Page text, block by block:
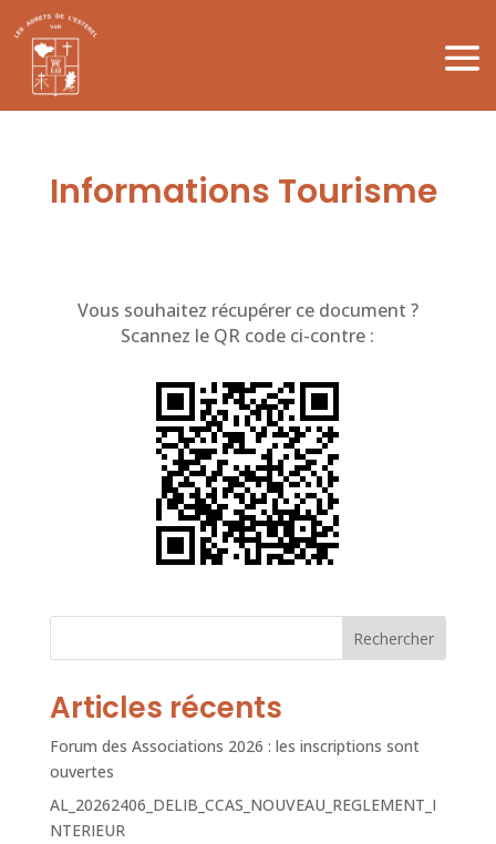
Informations Tourisme
Vous souhaitez récupérer ce document ?
Scannez le QR code ci-contre :
Rechercher
Articles récents
Forum des Associations 2026 : les inscriptions sont
ouvertes
AL_20262406_DELIB_CCAS_NOUVEAU_REGLEMENT_I
NTERIEUR